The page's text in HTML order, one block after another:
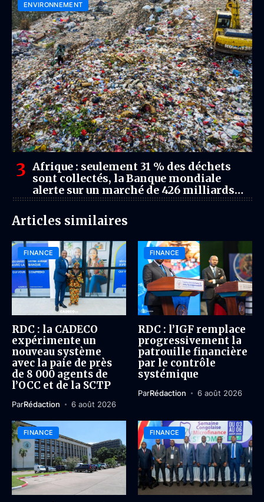
ENVIRONNEMENT
Afrique : seulement 31 % des déchets
sont collectés, la Banque mondiale
alerte sur un marché de 426 milliards
USD d’ici 2050
Articles similaires
FINANCE
RDC : la CADECO
expérimente un
nouveau système
avec la paie de près
de 8 000 agents de
l’OCC et de la SCTP
ParRédaction 6 août 2026
FINANCE
RDC : l’IGF remplace
progressivement la
patrouille financière
par le contrôle
systémique
ParRédaction 6 août 2026
FINANCE FINANCE